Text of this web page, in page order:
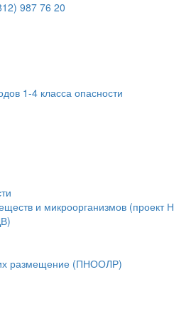
987 76 20
1-4 класса опасности
и микроорганизмов (проект
их размещение (ПНООЛР)